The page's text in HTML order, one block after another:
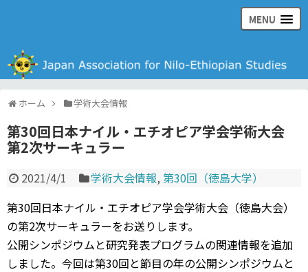
MENU
ホーム 学術大会情報
第30回日本ナイル・エチオピア学会学術大会
第2次サーキュラー
2021/4/1 学術大会情報,第30回（徳島大学）
第30回日本ナイル・エチオピア学会学術大会（徳島大会）
の第2次サーキュラーをお送りします。
公開シンポジウムと研究発表プログラムの関連情報を追加
しました。今回は第30回と節目の年の公開シンポジウムと